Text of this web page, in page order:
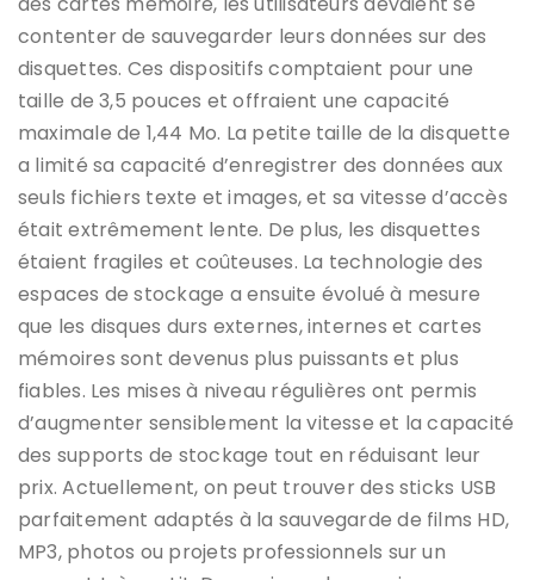
contenter de sauvegarder leurs données sur des
disquettes. Ces dispositifs comptaient pour une
taille de 3,5 pouces et offraient une capacité
maximale de 1,44 Mo. La petite taille de la disquette
a limité sa capacité d’enregistrer des données aux
seuls fichiers texte et images, et sa vitesse d’accès
était extrêmement lente. De plus, les disquettes
étaient fragiles et coûteuses. La technologie des
espaces de stockage a ensuite évolué à mesure
que les disques durs externes, internes et cartes
mémoires sont devenus plus puissants et plus
fiables. Les mises à niveau régulières ont permis
d’augmenter sensiblement la vitesse et la capacité
des supports de stockage tout en réduisant leur
prix. Actuellement, on peut trouver des sticks USB
parfaitement adaptés à la sauvegarde de films HD,
MP3, photos ou projets professionnels sur un